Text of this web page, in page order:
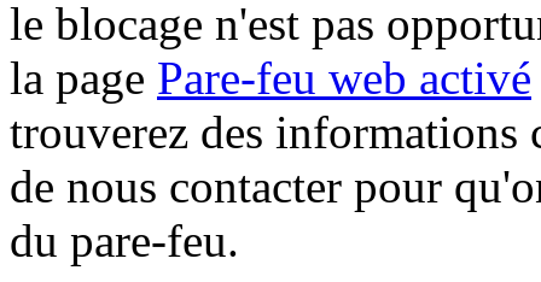
le blocage n'est pas
la page Pare-feu web activé
trouverez des informations
de nous contacter pour
du pare-feu.